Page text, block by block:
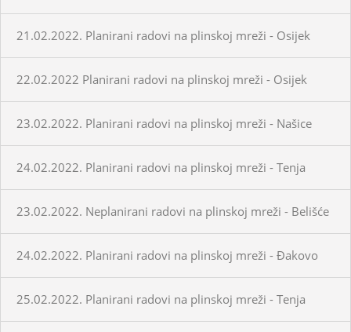
21.02.2022. Planirani radovi na plinskoj mreži - Osijek
22.02.2022 Planirani radovi na plinskoj mreži - Osijek
23.02.2022. Planirani radovi na plinskoj mreži - Našice
24.02.2022. Planirani radovi na plinskoj mreži - Tenja
23.02.2022. Neplanirani radovi na plinskoj mreži - Belišće
24.02.2022. Planirani radovi na plinskoj mreži - Đakovo
25.02.2022. Planirani radovi na plinskoj mreži - Tenja